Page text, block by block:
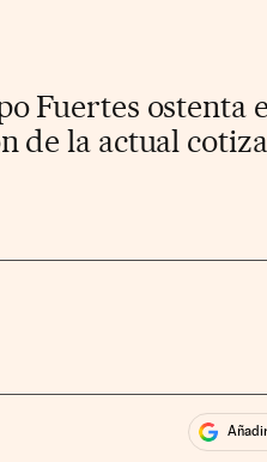
Fuertes ostenta
de la actual